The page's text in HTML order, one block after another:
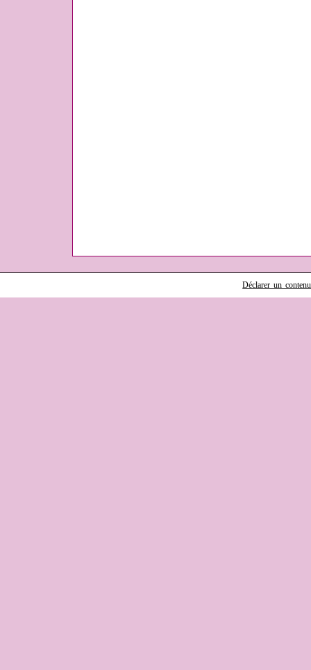
Déclarer un